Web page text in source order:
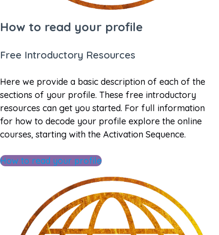
How to read your profile
Free Introductory Resources
Here we provide a basic description of each of the
sections of your profile. These free introductory
resources can get you started. For full information
for how to decode your profile explore the online
courses, starting with the Activation Sequence.
How to read your profile